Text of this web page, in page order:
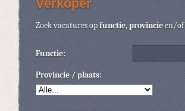
Verkoper
Zoek vacatures opfunctie,provincieen/of
Functie:
Provincie / plaats: